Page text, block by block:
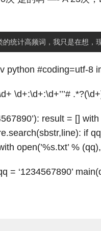
python #coding=utf-8
\d+:\d+:\d+’’’#
result = []
if
open(’%s.txt’ %
= ‘1234567890’